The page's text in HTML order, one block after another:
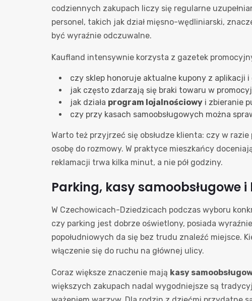
codziennych zakupach liczy się regularne
personel, takich jak dział mięsno-wędliniarski,
być wyraźnie odczuwalne.
Kaufland intensywnie korzysta z gazetek
czy sklep honoruje aktualne kupony z aplikacji i
jak często zdarzają się braki towaru w
jak działa program lojalnościowy i zbieranie
czy przy kasach samoobsługowych można
Warto też przyjrzeć się obsłudze klienta: czy w
osobę do rozmowy. W praktyce mieszkańcy
reklamacji trwa kilka minut, a nie pół godziny.
Parking, kasy samoobsługowe
W Czechowicach-Dziedzicach podczas wyboru
czy parking jest dobrze oświetlony, posiada
popołudniowych da się bez trudu znaleźć miejsce.
włączenie się do ruchu na głównej ulicy.
Coraz większe znaczenie mają kasy
większych zakupach nadal wygodniejsze są